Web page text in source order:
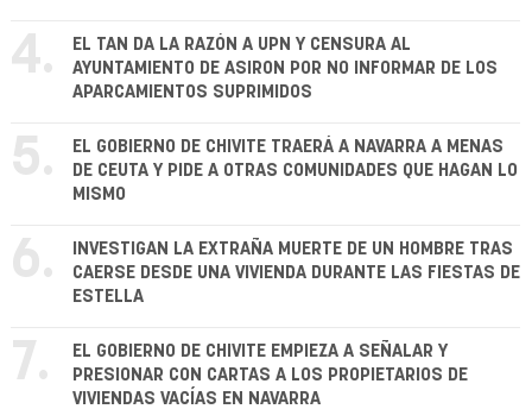
4.
EL TAN DA LA RAZÓN A UPN Y CENSURA AL
AYUNTAMIENTO DE ASIRON POR NO INFORMAR DE LOS
APARCAMIENTOS SUPRIMIDOS
5.
EL GOBIERNO DE CHIVITE TRAERÁ A NAVARRA A MENAS
DE CEUTA Y PIDE A OTRAS COMUNIDADES QUE HAGAN LO
MISMO
6.
INVESTIGAN LA EXTRAÑA MUERTE DE UN HOMBRE TRAS
CAERSE DESDE UNA VIVIENDA DURANTE LAS FIESTAS DE
ESTELLA
7.
EL GOBIERNO DE CHIVITE EMPIEZA A SEÑALAR Y
PRESIONAR CON CARTAS A LOS PROPIETARIOS DE
VIVIENDAS VACÍAS EN NAVARRA